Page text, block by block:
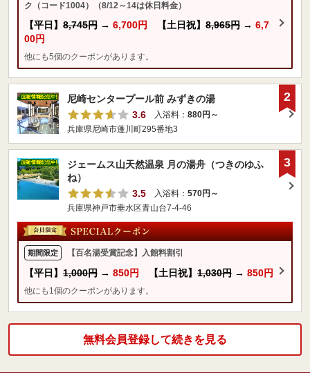
ク（コード1004）（8/12～14は休日料金）
【平日】 8,745円 → 6,700円 【土日祝】 8,965円 → 6,7
00円
他にも5個のクーポンがあります。
尼崎センタープール前 みずきの湯
3.6
入浴料： 880円～
兵庫県尼崎市蓬川町295番地3
2
ジェームス山天然温泉 月の湯舟（つきのゆふ
ね）
3.5
入浴料： 570円～
兵庫県神戸市垂水区青山台7-4-46
期間限定 【百名湯受賞記念】入館料割引
【平日】 1,000円 → 850円 【土日祝】 1,030円 → 850円
他にも1個のクーポンがあります。
3
無料会員登録して続きを見る